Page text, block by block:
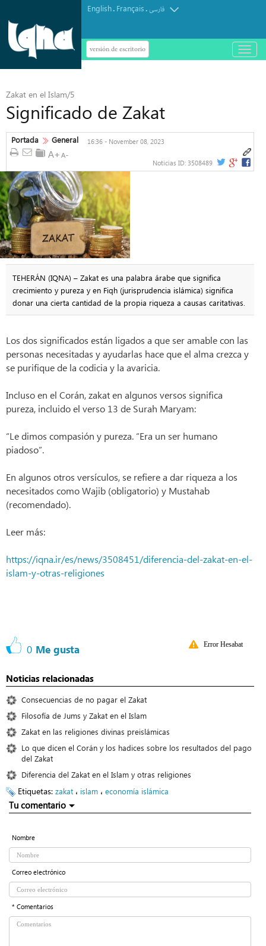
English. Français.فارسی
versión de escritorio
باز
و
Zakat en el Islam/5
Significado de Zakat
Portada General 16:36 - November 08, 2023
Noticias ID: 3508489
TEHERÁN (IQNA) – Zakat es una palabra árabe que significa
crecimiento y pureza y en Fiqh (jurisprudencia islámica) significa
donar una cierta cantidad de la propia riqueza a causas caritativas.
Los dos significados están ligados a que ser amable con las
personas necesitadas y ayudarlas hace que el alma crezca y
se purifique de la codicia y la avaricia.
Incluso en el Corán, zakat en algunos versos significa
pureza, incluido el verso 13 de Surah Maryam:
“Le dimos compasión y pureza. “Era un ser humano
piadoso”.
En algunos otros versículos, se refiere a dar riqueza a los
necesitados como Wajib (obligatorio) y Mustahab
(recomendado).
Leer más:
https://iqna.ir/es/news/3508451/diferencia-del-zakat-en-el-
islam-y-otras-religiones
0 Me gusta Error Hesabat
Noticias relacionadas
Consecuencias de no pagar el Zakat
Filosofía de Jums y Zakat en el Islam
Zakat en las religiones divinas preislámicas
Lo que dicen el Corán y los hadices sobre los resultados del pago
del Zakat
Diferencia del Zakat en el Islam y otras religiones
Etiquetas: zakat ، islam ، economía islámica
Tu comentario
Nombre
Correo electrónico
* Comentarios